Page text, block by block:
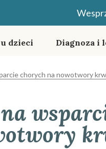
dzieci Diagnoza i
chorych na nowotwory